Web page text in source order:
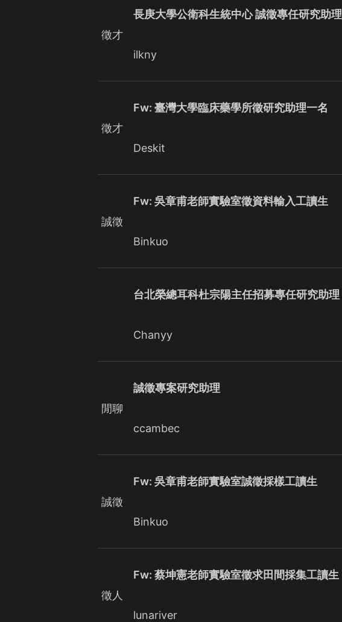
徵才
長庚大學公衛科生統中心 誠徵專任研究助理
ilkny
徵才
Fw: 臺灣大學臨床藥學所徵研究助理一名
Deskit
誠徵
Fw: 吳章甫老師實驗室徵資料輸入工讀生
Binkuo
台北榮總耳科杜宗陽主任招募專任研究助理
Chanyy
閒聊
誠徵專案研究助理
ccambec
誠徵
Fw: 吳章甫老師實驗室誠徵採樣工讀生
Binkuo
徵人
Fw: 蔡坤憲老師實驗室徵求田間採集工讀生
lunariver